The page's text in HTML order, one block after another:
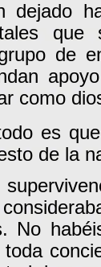
dejado
de
como
es
de la
No